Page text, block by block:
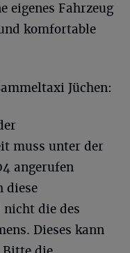
eigenes Fahrzeug
komfortable
Jüchen:
muss unter der
angerufen
diese
die des
Dieses kann